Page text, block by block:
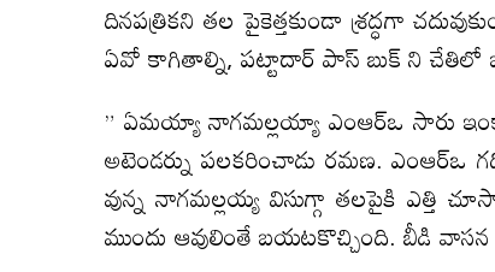
దినపత్రికని తల పైకెత్తకుండా శ్రద్ధగా
ఏవో కాగితాల్ని, పట్టాదార్ పాస్ బుక్ ని చేతిలో
” ఏమయ్యా నాగమల్లయ్యా ఎంఆర్ఒ సారు ఇంకా
అటెండర్ను పలకరించాడు రమణ. ఎంఆర్ఒ
వున్న నాగమల్లయ్య విసుగ్గా తలపైకి ఎత్తి
ముందు ఆవులింతే బయటకొచ్చింది. బీడి వాసన